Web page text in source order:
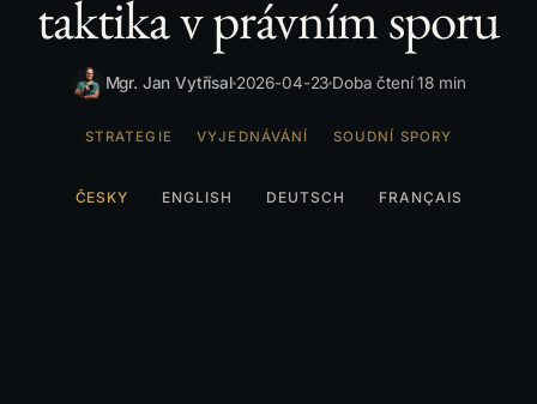
taktika v právním sporu
Mgr. Jan Vytřísal2026-04-23 Doba čtení 18 min
STRATEGIE VYJEDNÁVÁNÍ SOUDNÍ SPORY
ČESKY ENGLISH DEUTSCH FRANÇAIS